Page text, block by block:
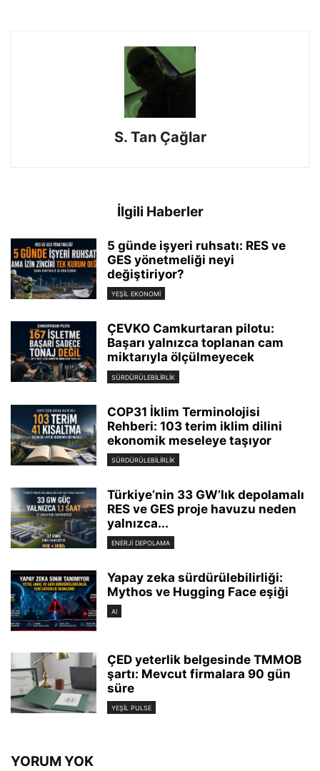
S. Tan Çağlar
İlgili Haberler
5 günde işyeri ruhsatı: RES ve
GES yönetmeliği neyi
değiştiriyor?
YEŞIL EKONOMI
ÇEVKO Camkurtaran pilotu:
Başarı yalnızca toplanan cam
miktarıyla ölçülmeyecek
SÜRDÜRÜLEBILIRLIK
COP31 İklim Terminolojisi
Rehberi: 103 terim iklim dilini
ekonomik meseleye taşıyor
SÜRDÜRÜLEBILIRLIK
Türkiye’nin 33 GW’lık depolamalı
RES ve GES proje havuzu neden
yalnızca...
ENERJI DEPOLAMA
Yapay zeka sürdürülebilirliği:
Mythos ve Hugging Face eşiği
AI
ÇED yeterlik belgesinde TMMOB
şartı: Mevcut firmalara 90 gün
süre
YEŞIL PULSE
YORUM YOK